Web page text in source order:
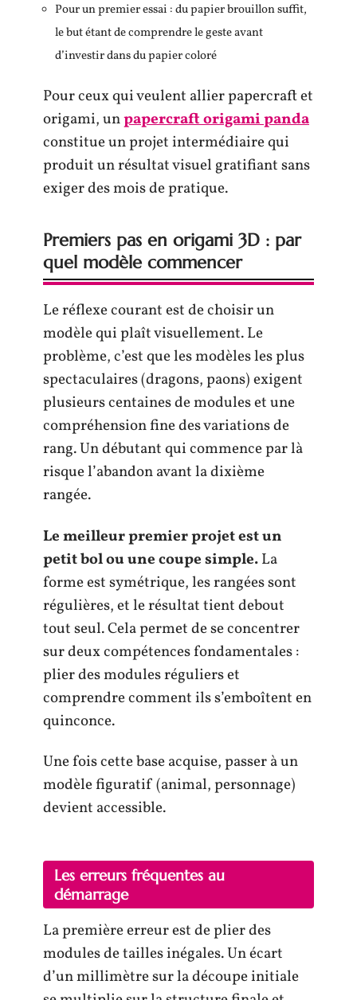
Pour un premier essai : du papier brouillon suffit,
le but étant de comprendre le geste avant
d’investir dans du papier coloré
Pour ceux qui veulent allier papercraft et
origami, unpapercraft origami panda
constitue un projet intermédiaire qui
produit un résultat visuel gratifiant sans
exiger des mois de pratique.
Premiers pas en origami 3D : par
quel modèle commencer
Le réflexe courant est de choisir un
modèle qui plaît visuellement. Le
problème, c’est que les modèles les plus
spectaculaires (dragons, paons) exigent
plusieurs centaines de modules et une
compréhension fine des variations de
rang. Un débutant qui commence par là
risque l’abandon avant la dixième
rangée.
Le meilleur premier projet est un
petit bol ou une coupe simple.La
forme est symétrique, les rangées sont
régulières, et le résultat tient debout
tout seul. Cela permet de se concentrer
sur deux compétences fondamentales :
plier des modules réguliers et
comprendre comment ils s’emboîtent en
quinconce.
Une fois cette base acquise, passer à un
modèle figuratif (animal, personnage)
devient accessible.
Les erreurs fréquentes au
démarrage
La première erreur est de plier des
modules de tailles inégales. Un écart
d’un millimètre sur la découpe initiale